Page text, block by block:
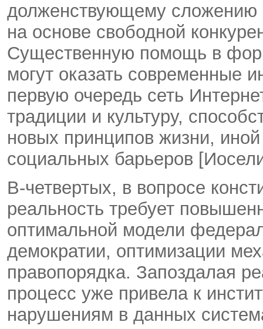
долженствующему сложению
на основе свободной
Существенную помощь в
могут оказать современные
первую очередь сеть
традиции и культуру,
новых принципов жизни,
социальных барьеров
В-четвертых, в вопросе
реальность требует
оптимальной модели
демократии, оптимизации
правопорядка. Запоздалая
процесс уже привела к
нарушениям в данных